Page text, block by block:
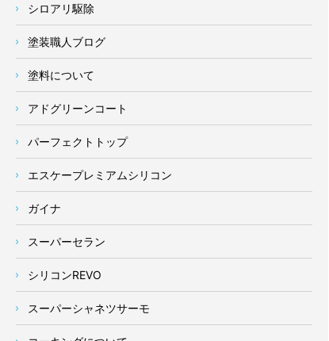
シロアリ駆除
塗装職人ブログ
塗料について
アドグリーンコート
パーフェクトトップ
エスケープレミアムシリコン
ガイナ
スーパーセラン
シリコンREVO
スーパーシャネツサーモ